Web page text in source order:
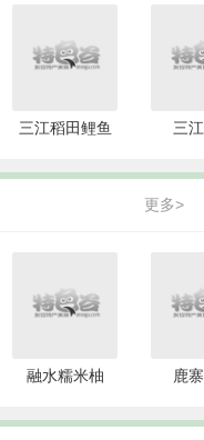
三江稻田鲤鱼 三
更多>
融水糯米柚 鹿